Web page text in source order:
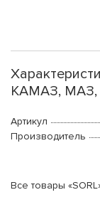
КАМАЗ, МАЗ,
Артикул
Производитель
Все товары